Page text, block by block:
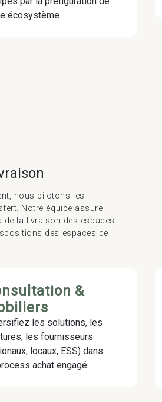
écosystème
nous pilotons les
Notre équipe assure
de la livraison des espaces
des espaces de
&
les solutions, les
les fournisseurs
locaux, ESS) dans
achat engagé